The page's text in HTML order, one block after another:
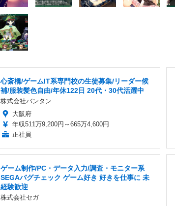
心斎橋/ゲームIT系専門校の生徒募集/リーダー候
補/服装髪色自由/年休122日 20代・30代活躍中
株式会社バンタン
大阪府
年収511万9,200円～665万4,600円
正社員
ゲーム制作/PC・データ入力/調査・モニター系
SEGAバグチェック ゲーム好き 好きを仕事に 未
経験歓迎
株式会社セガ